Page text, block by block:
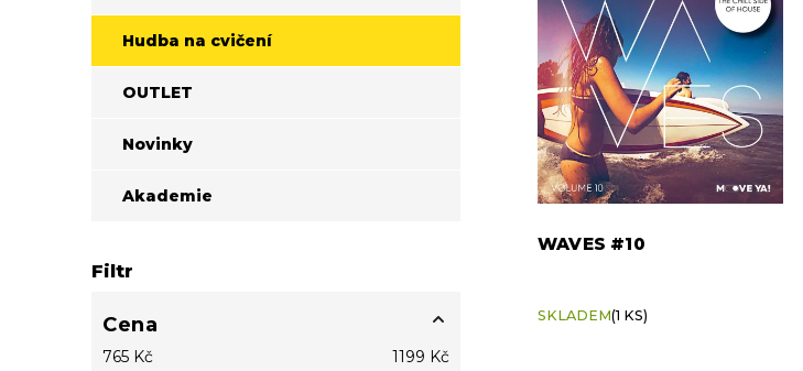
Hudba na cvičení
OUTLET
Novinky
Akademie
Filtr
Cena
765 Kč 1199 Kč
p
r
o
d
u
k
t
ů
WAVES #10
SKLADEM(1 KS)